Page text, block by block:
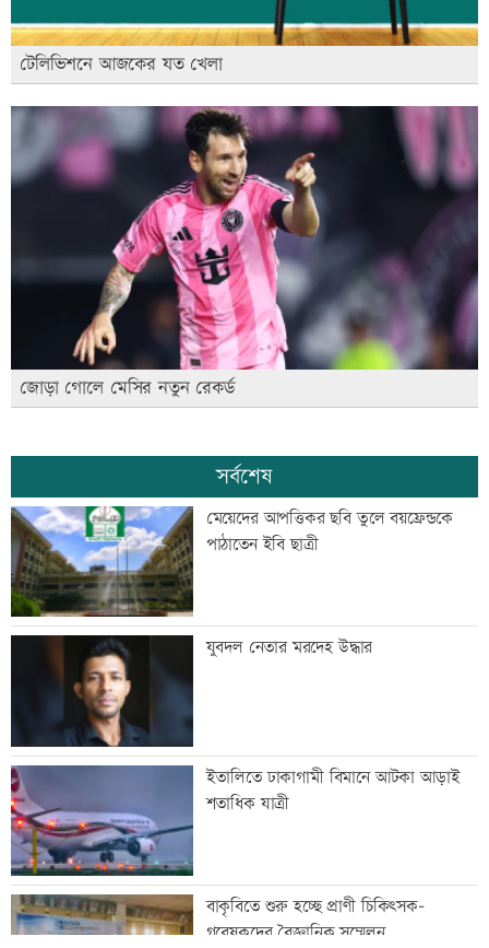
টেলিভিশনে আজকের যত খেলা
জোড়া গোলে মেসির নতুন রেকর্ড
সর্বশেষ
মেয়েদের আপত্তিকর ছবি তুলে বয়ফ্রেন্ডকে
পাঠাতেন ইবি ছাত্রী
যুবদল নেতার মরদেহ উদ্ধার
ইতালিতে ঢাকাগামী বিমানে আটকা আড়াই
শতাধিক যাত্রী
বাকৃবিতে শুরু হচ্ছে প্রাণী চিকিৎসক-
গবেষকদের বৈজ্ঞানিক সম্মেলন